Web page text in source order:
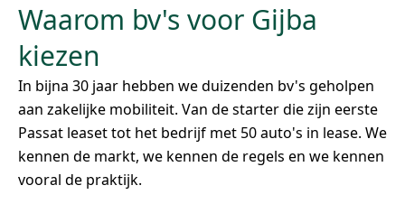
Waarom bv's voor Gijba
kiezen
In bijna 30 jaar hebben we duizenden bv's geholpen
aan zakelijke mobiliteit. Van de starter die zijn eerste
Passat leaset tot het bedrijf met 50 auto's in lease. We
kennen de markt, we kennen de regels en we kennen
vooral de praktijk.